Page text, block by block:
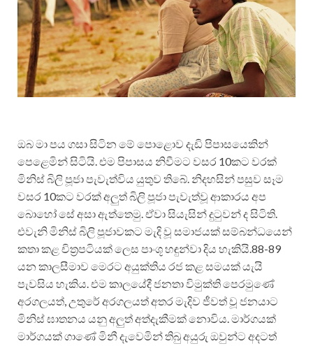
ඔබ මා පය ගසා සිටින මේ පොළොව දැඩි පිපාසයෙකින්
පෙළෙමින් සිටියි. එම පිපාසය නිවීමට වසර 10කට වරක්
මිනිස් බිලි පූජා පැවැත්විය යුතුව තිබේ. නිදහසින් පසුව සෑම
වසර 10කට වරක් අලුත් බිලි පූජා පැවැත්වූ ආකාරය අප
බොහෝ සේ අසා ඇත්තෙමු. ඒවා සියැසින් දුටුවන් ද සිටිති.
එවැනි මිනිස් බිලි පූජාවකට මැදි වූ සමාජයක් සම්බන්ධයෙන්
කතා කළ චිත්‍රපටියක් ලෙස පාංශූ හඳුන්වා දිය හැකියි.88-89
යන කාලසීමාව මෙරට අයුක්තිය රජ කළ සමයක් යැයි
පැවසිය හැකිය. එම කාලයේදී ජනතා විමුක්ති පෙරමුණේ
අරගලයත්, උතුරේ අරගලයත් අතර මැදිව ජීවත් වූ ජනයාට
මිනිස් ඝාතනය යනු අලුත් අත්දැකීමක් නොවිය. මාර්ගයක්
මාර්ගයක් ගාණේ මිනී දැවෙමින් තිබු අයුරු ඔවුන්ට අදටත්